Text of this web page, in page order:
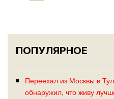
ПОПУЛЯРНОЕ
Переехал из Москвы в
обнаружил, что живу